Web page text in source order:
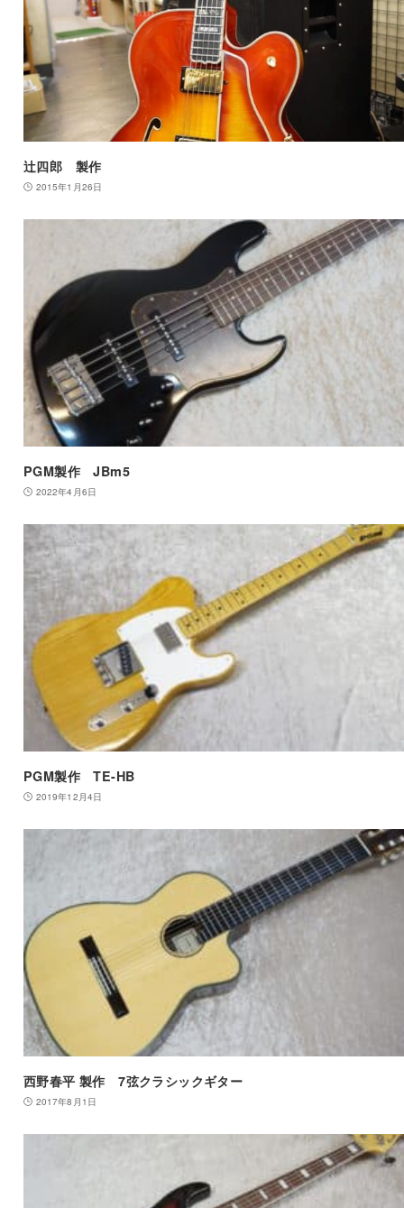
辻四郎 製作
2015年1月26日
PGM製作 JBm5
2022年4月6日
PGM製作 TE-HB
2019年12月4日
西野春平 製作 7弦クラシックギター
2017年8月1日